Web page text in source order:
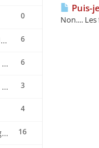
0
6
Manager Radio STREAMING CENTER
6
Manager Streaming Vidéo TVMCP
3
Manager Streaming Vidéo VDO
4
16
Tutoriels vidéos du Manager Radio CentovaCast
Puis-
Non....